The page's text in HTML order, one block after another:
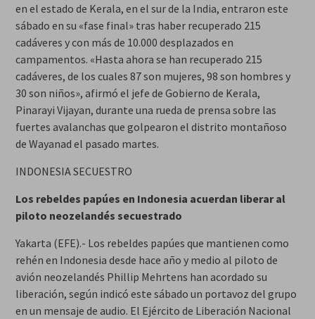
en el estado de Kerala, en el sur de la India, entraron este
sábado en su «fase final» tras haber recuperado 215
cadáveres y con más de 10.000 desplazados en
campamentos. «Hasta ahora se han recuperado 215
cadáveres, de los cuales 87 son mujeres, 98 son hombres y
30 son niños», afirmó el jefe de Gobierno de Kerala,
Pinarayi Vijayan, durante una rueda de prensa sobre las
fuertes avalanchas que golpearon el distrito montañoso
de Wayanad el pasado martes.
INDONESIA SECUESTRO
Los rebeldes papúes en Indonesia acuerdan liberar al
piloto neozelandés secuestrado
Yakarta (EFE).- Los rebeldes papúes que mantienen como
rehén en Indonesia desde hace año y medio al piloto de
avión neozelandés Phillip Mehrtens han acordado su
liberación, según indicó este sábado un portavoz del grupo
en un mensaje de audio. El Ejército de Liberación Nacional